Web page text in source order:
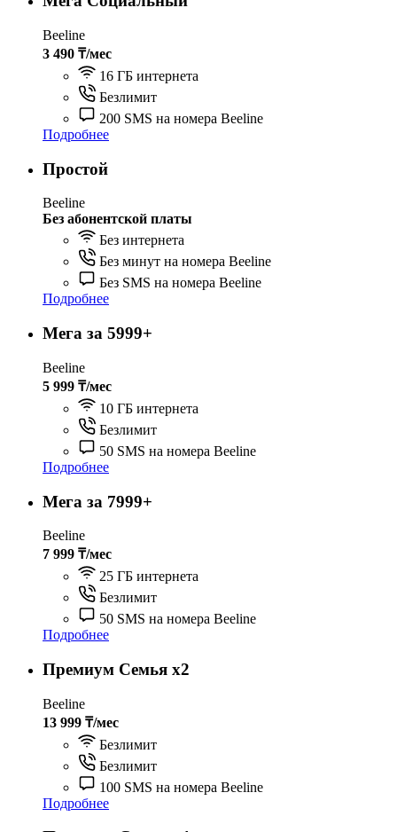
Beeline
3 490 ₸/мес
16 ГБ интернета
Безлимит
200 SMS на номера Beeline
Подробнее
Простой
Beeline
Без абонентской платы
Без интернета
Без минут на номера Beeline
Без SMS на номера Beeline
Подробнее
Мега за 5999+
Beeline
5 999 ₸/мес
10 ГБ интернета
Безлимит
50 SMS на номера Beeline
Подробнее
Мега за 7999+
Beeline
7 999 ₸/мес
25 ГБ интернета
Безлимит
50 SMS на номера Beeline
Подробнее
Премиум Семья х2
Beeline
13 999 ₸/мес
Безлимит
Безлимит
100 SMS на номера Beeline
Подробнее